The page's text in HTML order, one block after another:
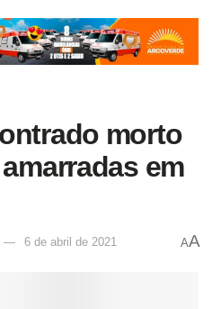
morto
em
6 de abril de 2021 AA